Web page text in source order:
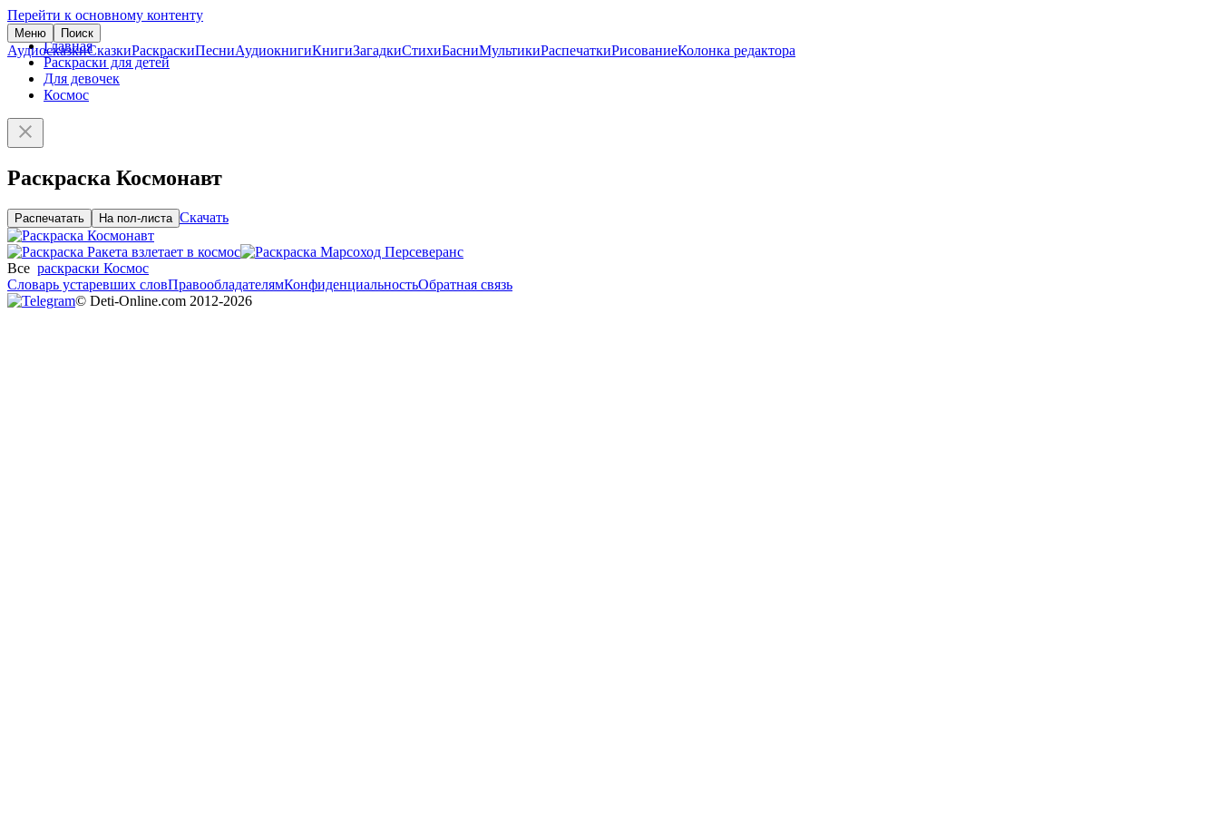
Перейти к основному контенту
Меню Поиск
АудиосказкиСказкиРаскраскиПесниАудиокнигиКнигиЗагадкиСтихиБасниМультикиРаспечаткиРисованиеКолонка редактора
Главная
Раскраски для детей
Для девочек
Космос
Раскраска Космонавт
Распечатать На пол-листа Скачать
Все раскраски Космос
Словарь устаревших словПравообладателямКонфиденциальностьОбратная связь
© Deti-Online.com 2012-2026